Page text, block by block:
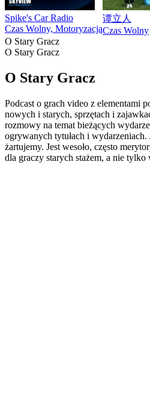
Spike's Car Radio
Czas Wolny, Motoryzacja
谭立人
Czas Wolny
O Stary Gracz
O Stary Gracz
O Stary Gracz
Podcast o grach video z elementami
nowych i starych, sprzętach i
rozmowy na temat bieżących
ogrywanych tytułach i
żartujemy. Jest wesoło, często
dla graczy starych stażem, a nie tylko